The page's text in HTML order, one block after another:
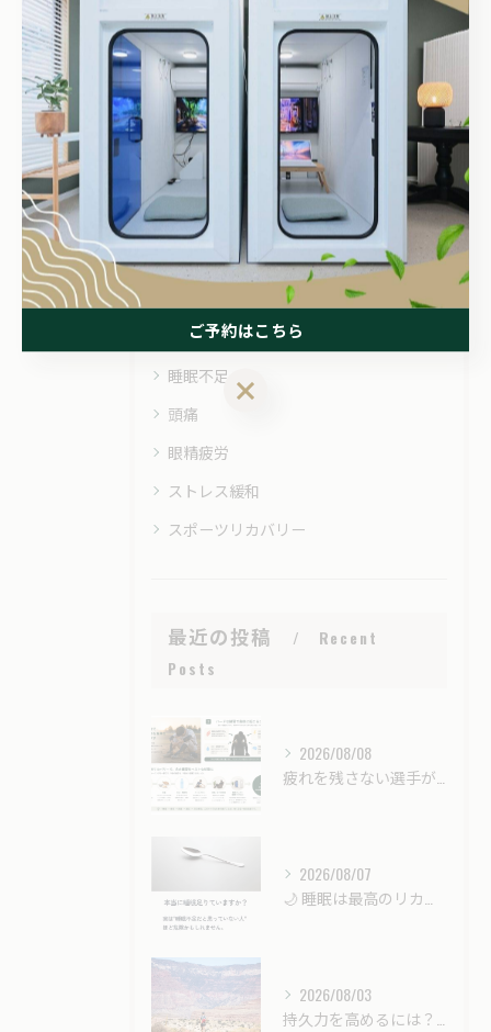
< 前のページ 一覧に戻る 次のページ >
関連タグ
#酸素カプセル
カテゴリー Categories
全てのカテゴリー
睡眠不足
頭痛
眼精疲労
ストレス緩和
スポーツリカバリー
最近の投稿
Recent
Posts
2026/08/08
疲れを残さない選手が最後に伸びる｜強くなるための「戦略的リカバリー」とは？
2026/08/07
🌙 睡眠は最高のリカバリー時間。
2026/08/03
持久力を高めるには？酸素カプセル（酸素ボックス）はスポーツ選手のコンディショニングに役立つ？
ご予約はこちら
ご予約はこちら